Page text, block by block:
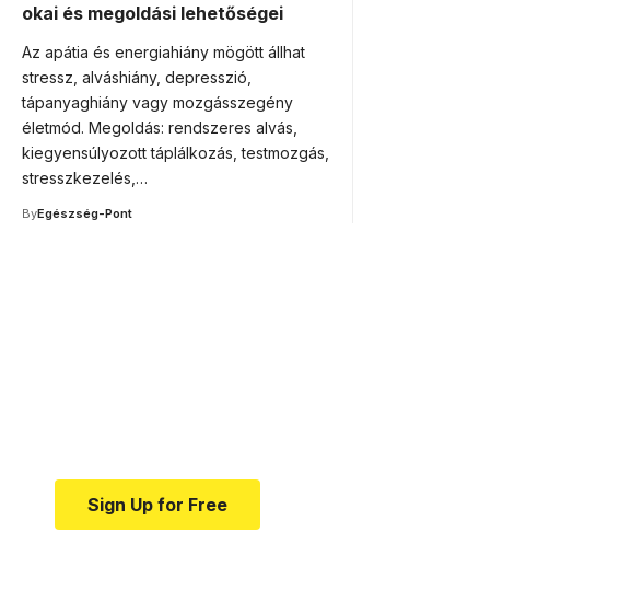
okai és megoldási lehetőségei
Az apátia és energiahiány mögött állhat
stressz, alváshiány, depresszió,
tápanyaghiány vagy mozgásszegény
életmód. Megoldás: rendszeres alvás,
kiegyensúlyozott táplálkozás, testmozgás,
stresszkezelés,…
ByEgészség-Pont
Sign Up for Free